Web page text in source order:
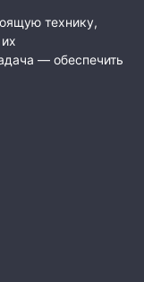
технику,
— обеспечить